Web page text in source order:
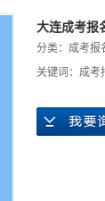
大连成考报
分类： 成考报
关键词： 成考